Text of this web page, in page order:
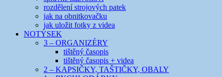
rozdělení strojových patek
jak na obnitkovačku
jak uložit fotky z videa
NOTÝSEK
3 – ORGANIZÉRY
tištěný časopis
tištěný časopis + videa
2 – KAPSIČKY, TAŠTIČKY, OBALY